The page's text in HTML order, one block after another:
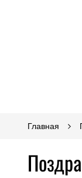
Главная